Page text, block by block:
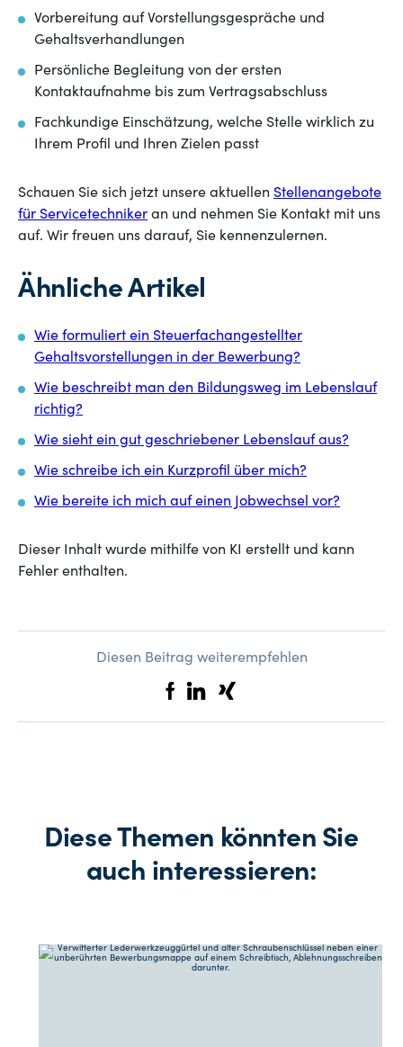
Vorbereitung auf Vorstellungsgespräche und
Gehaltsverhandlungen
Persönliche Begleitung von der ersten
Kontaktaufnahme bis zum Vertragsabschluss
Fachkundige Einschätzung, welche Stelle wirklich zu
Ihrem Profil und Ihren Zielen passt
Schauen Sie sich jetzt unsere aktuellen Stellenangebote
für Servicetechniker an und nehmen Sie Kontakt mit uns
auf. Wir freuen uns darauf, Sie kennenzulernen.
Ähnliche Artikel
Wie formuliert ein Steuerfachangestellter
Gehaltsvorstellungen in der Bewerbung?
Wie beschreibt man den Bildungsweg im Lebenslauf
richtig?
Wie sieht ein gut geschriebener Lebenslauf aus?
Wie schreibe ich ein Kurzprofil über mich?
Wie bereite ich mich auf einen Jobwechsel vor?
Dieser Inhalt wurde mithilfe von KI erstellt und kann
Fehler enthalten.
Diesen Beitrag weiterempfehlen
Diese Themen könnten Sie
auch interessieren: